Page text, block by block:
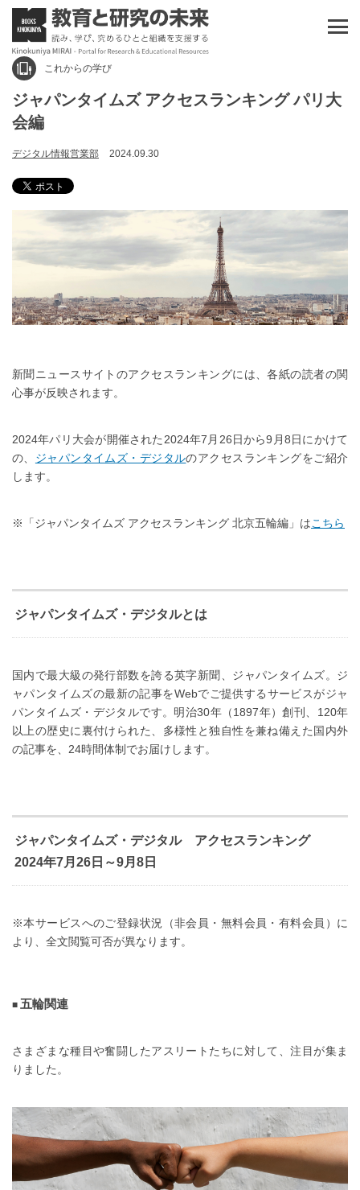
これからの学び
ジャパンタイムズ アクセスランキング パリ大
会編
デジタル情報営業部 2024.09.30
新聞ニュースサイトのアクセスランキングには、各紙の読者の関
心事が反映されます。
2024年パリ大会が開催された2024年7月26日から9月8日にかけて
の、 ジャパンタイムズ・デジタルのアクセスランキングをご紹介
します。
※「ジャパンタイムズ アクセスランキング 北京五輪編」はこちら
ジャパンタイムズ・デジタルとは
国内で最大級の発行部数を誇る英字新聞、ジャパンタイムズ。ジ
ャパンタイムズの最新の記事をWebでご提供するサービスがジャ
パンタイムズ・デジタルです。明治30年（1897年）創刊、120年
以上の歴史に裏付けられた、多様性と独自性を兼ね備えた国内外
の記事を、24時間体制でお届けします。
ジャパンタイムズ・デジタル アクセスランキング
2024年7月26日～9月8日
※本サービスへのご登録状況（非会員・無料会員・有料会員）に
より、全文閲覧可否が異なります。
五輪関連
さまざまな種目や奮闘したアスリートたちに対して、注目が集ま
りました。